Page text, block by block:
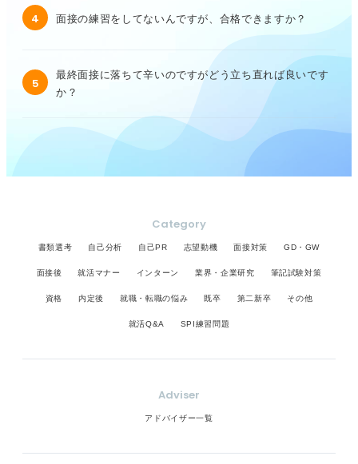
4 面接の練習をしてないんですが、合格できますか？
5
最終面接に落ちて辛いのですがどう立ち直れば良いです
か？
Category
書類選考 自己分析 自己PR 志望動機 面接対策 GD・GW
面接後 就活マナー インターン 業界・企業研究 筆記試験対策
資格 内定後 就職・転職の悩み 既卒 第二新卒 その他
就活Q&A SPI練習問題
Adviser
アドバイザー一覧